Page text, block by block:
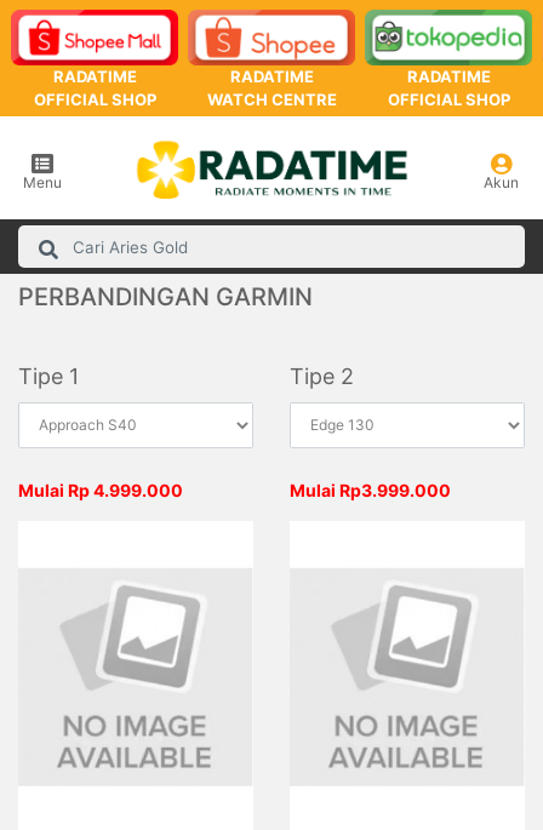
RADATIME
OFFICIAL SHOP
RADATIME
WATCH CENTRE
RADATIME
OFFICIAL SHOP
Menu Akun
PERBANDINGAN GARMIN
Tipe 1 Tipe 2
Mulai Rp 4.999.000 Mulai Rp3.999.000